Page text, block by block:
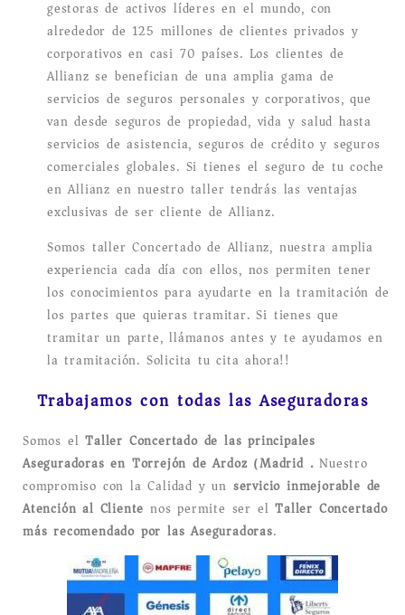
gestoras de activos líderes en el mundo, con
alrededor de 125 millones de clientes privados y
corporativos en casi 70 países. Los clientes de
Allianz se benefician de una amplia gama de
servicios de seguros personales y corporativos, que
van desde seguros de propiedad, vida y salud hasta
servicios de asistencia, seguros de crédito y seguros
comerciales globales. Si tienes el seguro de tu coche
en Allianz en nuestro taller tendrás las ventajas
exclusivas de ser cliente de Allianz.
Somos taller Concertado de Allianz, nuestra amplia
experiencia cada día con ellos, nos permiten tener
los conocimientos para ayudarte en la tramitación de
los partes que quieras tramitar. Si tienes que
tramitar un parte, llámanos antes y te ayudamos en
la tramitación. Solicita tu cita ahora!!
Trabajamos con todas las Aseguradoras
Somos elTaller Concertado de las principales
Aseguradoras en Torrejón de Ardoz (Madrid).Nuestro
compromiso con la Calidad y un servicio inmejorable de
Atención al Clientenos permite ser elTaller Concertado
más recomendado por las Aseguradoras.